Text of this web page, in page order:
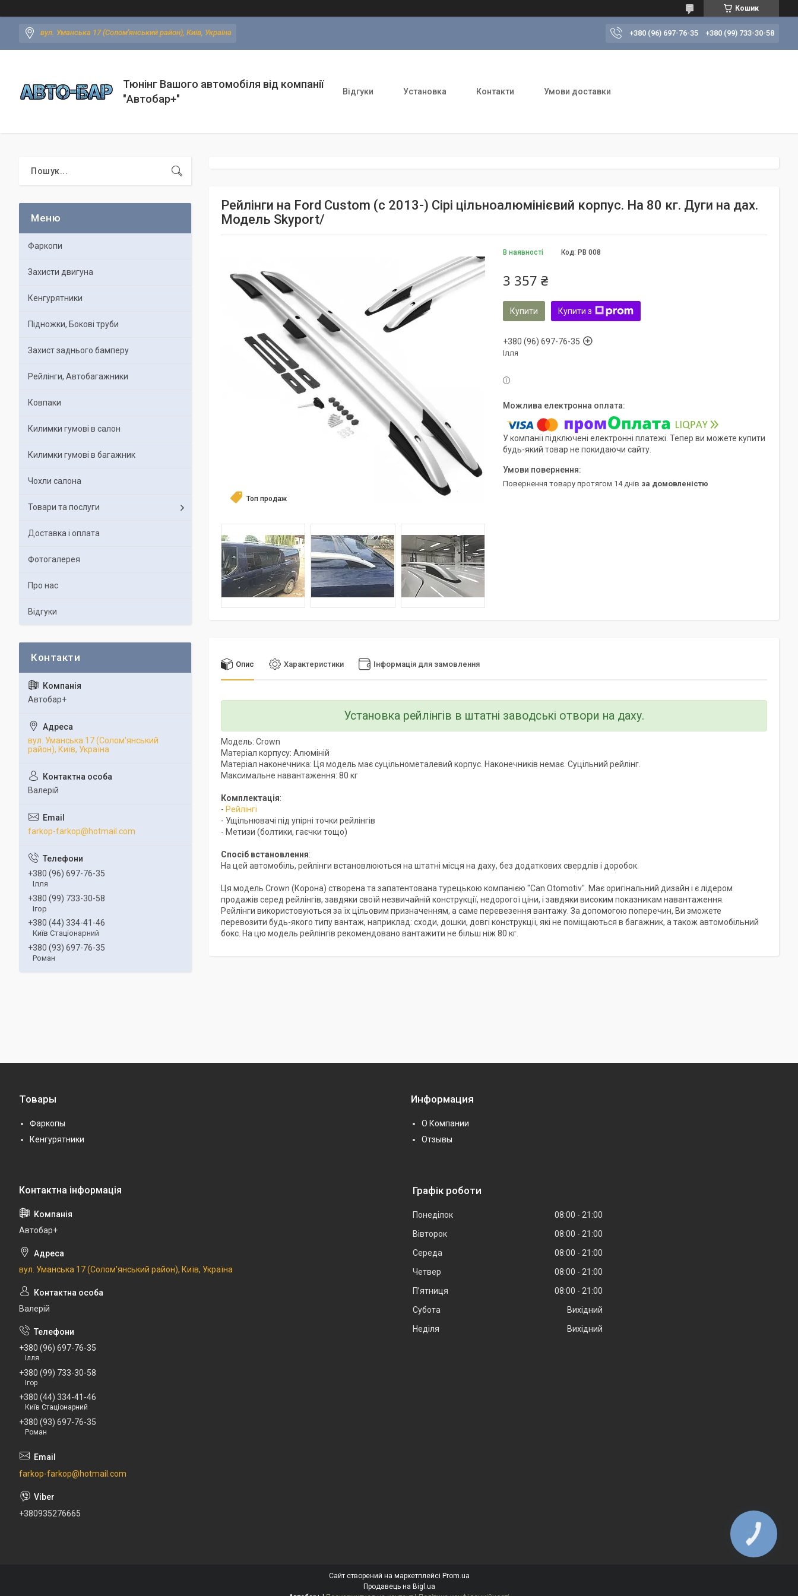
Кошик
вул. Уманська 17 (Солом'янський район), Київ, Україна +380 (96) 697-76-35 +380 (99) 733-30-58
Тюнінг Вашого автомобіля від компанії
"Автобар+"
Відгуки Установка Контакти Умови доставки
Рейлінги на Ford Custom (c 2013-) Сірі цільноалюмінієвий корпус. На 80 кг. Дуги на дах.
Модель Skyport/
Топ продаж
В наявності Код: PB 008
3 357 ₴
Купити Купити з
+380 (96) 697-76-35
Ілля
У компанії підключені електронні платежі. Тепер ви можете купити
будь-який товар не покидаючи сайту.
повернення товару протягом 14 днів за домовленістю
Опис Характеристики Інформація для замовлення
Установка рейлінгів в штатні заводські отвори на даху.
Модель: Crown
Матеріал корпусу: Алюміній
Матеріал наконечника: Ця модель має суцільнометалевий корпус. Наконечників немає. Суцільний рейлінг.
Максимальне навантаження: 80 кг
Комплектація:
- Рейлінгі
- Ущільнювачі під упірні точки рейлінгів
- Метизи (болтики, гаєчки тощо)
Спосіб встановлення:
На цей автомобіль, рейлінги встановлюються на штатні місця на даху, без додаткових свердлів і доробок.
Ця модель Crown (Корона) створена та запатентована турецькою компанією "Can Otomotiv". Має оригінальний дизайн і є лідером
продажів серед рейлінгів, завдяки своїй незвичайній конструкції, недорогої ціни, і завдяки високим показникам навантаження.
Рейлінги використовуються за їх цільовим призначенням, а саме перевезення вантажу. За допомогою поперечин, Ви зможете
перевозити будь-якого типу вантаж, наприклад: сходи, дошки, довгі конструкції, які не поміщаються в багажник, а також автомобільний
бокс. На цю модель рейлінгів рекомендовано вантажити не більш ніж 80 кг.
Фаркопи
Захисти двигуна
Кенгурятники
Підножки, Бокові труби
Захист заднього бамперу
Рейлінги, Автобагажники
Ковпаки
Килимки гумові в салон
Килимки гумові в багажник
Чохли салона
Товари та послуги
Доставка і оплата
Фотогалерея
Про нас
Відгуки
Автобар+
вул. Уманська 17 (Солом'янський
район), Київ, Україна
Валерій
farkop-farkop@hotmail.com
+380 (96) 697-76-35
Ілля
+380 (99) 733-30-58
Ігор
+380 (44) 334-41-46
Київ Стаціонарний
+380 (93) 697-76-35
Роман
Товары
Фаркопы
Кенгурятники
Информация
О Компании
Отзывы
Автобар+
вул. Уманська 17 (Солом'янський район), Київ, Україна
Валерій
+380 (96) 697-76-35
Ілля
+380 (99) 733-30-58
Ігор
+380 (44) 334-41-46
Київ Стаціонарний
+380 (93) 697-76-35
Роман
farkop-farkop@hotmail.com
+380935276665
Графік роботи
Понеділок 08:00
21:00
Вівторок
08:00
21:00
Середа
08:00
21:00
Четвер
08:00
21:00
Пʼятниця
08:00
21:00
Субота
Вихідний
Неділя
Вихідний
Сайт створений на маркетплейсі Prom.ua
Продавець на Bigl.ua
КНОПКА
ЗВ'ЯЗКУ